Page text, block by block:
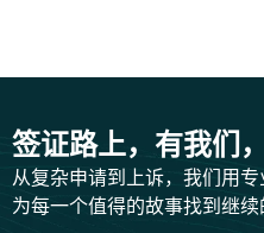
签证路上，有我们
从复杂申请到上诉，我们用专
为每一个值得的故事找到继续